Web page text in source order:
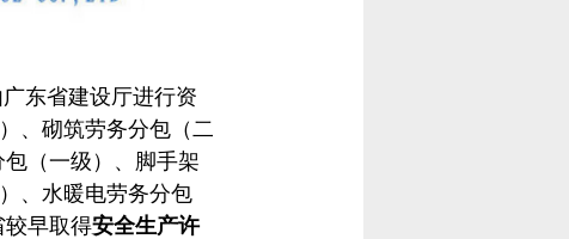
东省建设厅进行资
、砌筑劳务分包（二
（一级）、脚手架
、水暖电劳务分包
较早取得安全生产许